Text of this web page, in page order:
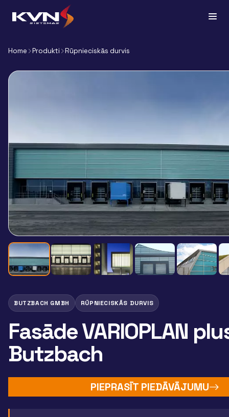
Home Produkti Rūpnieciskās durvis
BUTZBACH GMBH RŪPNIECISKĀS DURVIS
Fasāde VARIOPLAN
Butzbach
PIEPRASĪT PIEDĀVĀJUMU